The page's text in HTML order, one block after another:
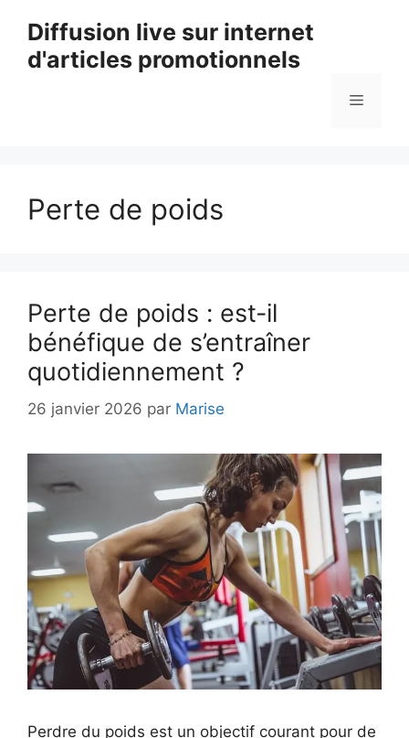
contenu
Diffusion live sur internet
d'articles promotionnels
Menu
Perte de poids
Perte de poids : est-il
bénéfique de s’entraîner
quotidiennement ?
26 janvier 2026 par Marise
Perdre du poids est un objectif courant pour de